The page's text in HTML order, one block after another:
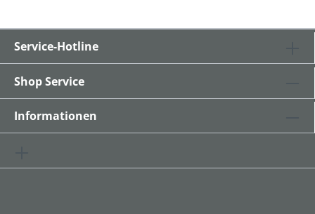
Service-Hotline
Shop Service
Informationen